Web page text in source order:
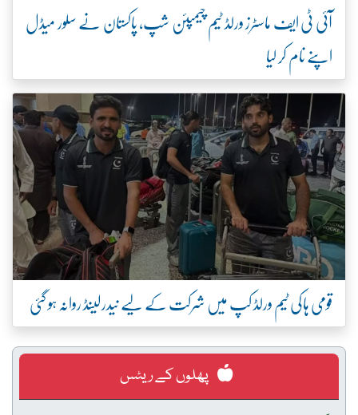
آئی ٹی ایف ماسٹرز ورلڈ ٹیم چیمپئن شپ، پاکستان نے سلور میڈل
اپنے نام کر لیا
قومی ہاکی ٹیم ورلڈ کپ میں شرکت کے لیے نیدرلینڈ روانہ ہو گئی
پھلوں کے ریٹس